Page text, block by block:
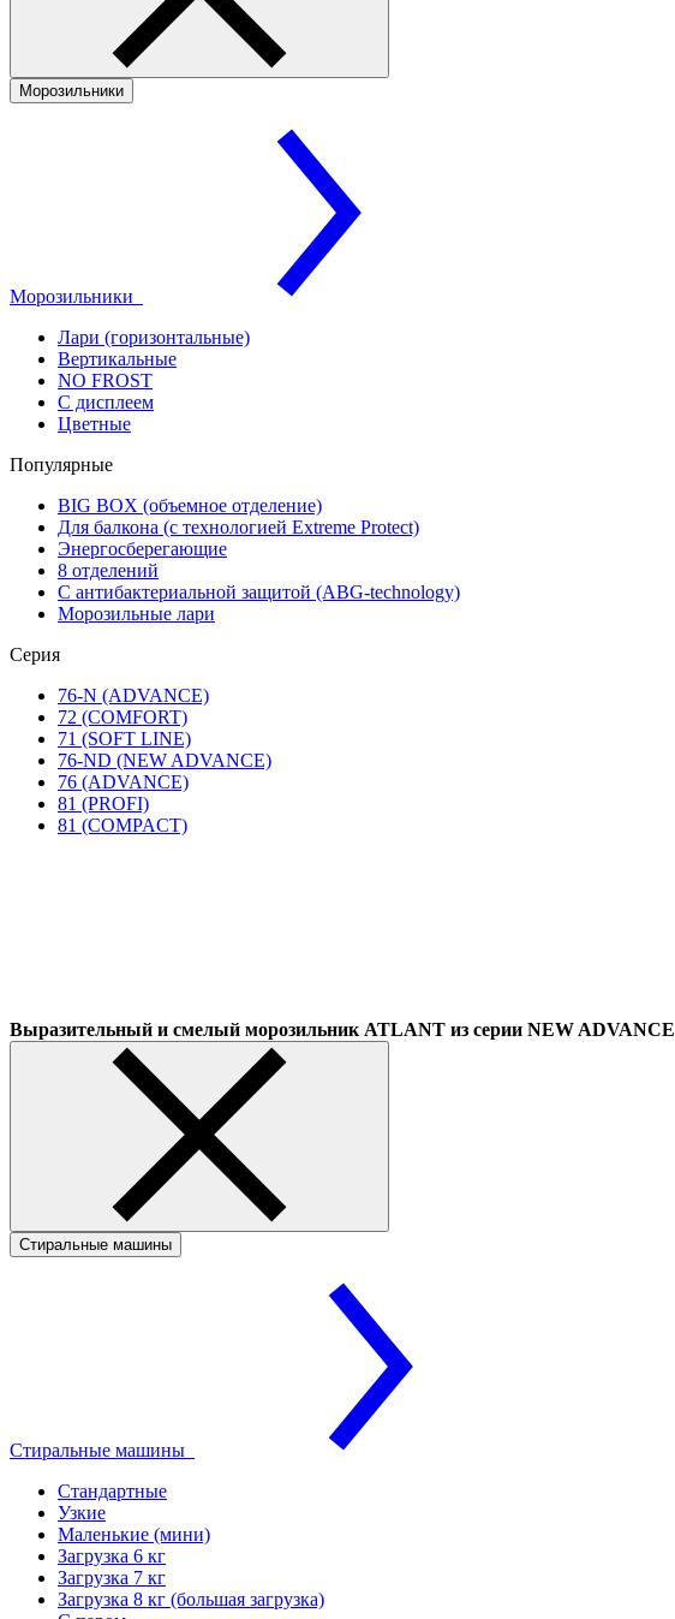
Морозильники
Морозильники
Лари (горизонтальные)
Вертикальные
NO FROST
С дисплеем
Цветные
Популярные
BIG BOX (объемное отделение)
Для балкона (с технологией Extreme Protect)
Энергосберегающие
8 отделений
С антибактериальной защитой (ABG-technology)
Морозильные лари
Серия
76-N (ADVANCE)
72 (COMFORT)
71 (SOFT LINE)
76-ND (NEW ADVANCE)
76 (ADVANCE)
81 (PROFI)
81 (COMPACT)
Выразительный и смелый морозильник ATLANT из серии NEW ADVANCE
Стиральные машины
Стиральные машины
Стандартные
Узкие
Маленькие (мини)
Загрузка 6 кг
Загрузка 7 кг
Загрузка 8 кг (большая загрузка)